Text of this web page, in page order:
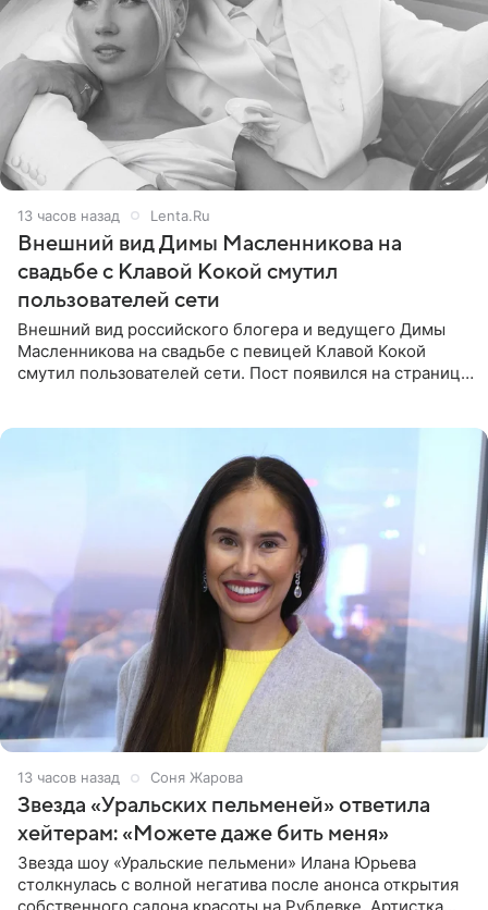
13 часов назад Lenta.Ru
Внешний вид Димы Масленникова на
свадьбе с Клавой Кокой смутил
пользователей сети
Внешний вид российского блогера и ведущего Димы
Масленникова на свадьбе с певицей Клавой Кокой
смутил пользователей сети. Пост появился на странице
13 часов назад Соня Жарова
Звезда «Уральских пельменей» ответила
хейтерам: «Можете даже бить меня»
Звезда шоу «Уральские пельмени» Илана Юрьева
столкнулась с волной негатива после анонса открытия